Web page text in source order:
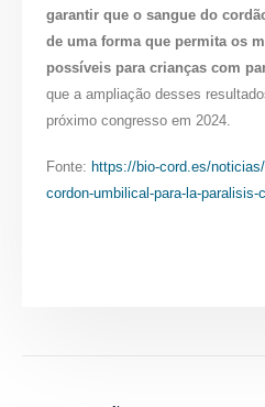
garantir que o sangue do
de uma forma que permita os
possíveis para crianças com
que a ampliação desses
próximo congresso em 2024.
Fonte: https://bio-cord.es/
cordon-umbilical-para-la-paralisis-